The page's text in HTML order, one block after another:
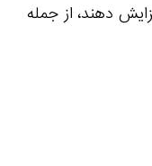
دهند، از جمله